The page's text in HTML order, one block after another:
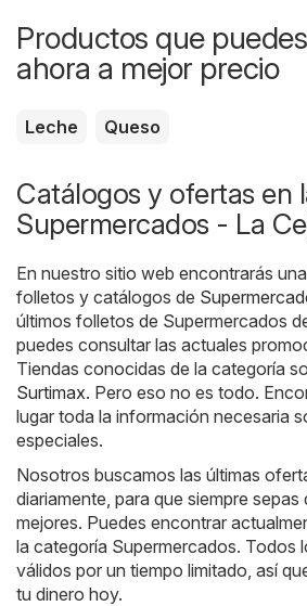
Productos que
ahora a mejor precio
Leche Queso
Catálogos y ofertas en
Supermercados - La
En nuestro sitio web encontrarás
folletos y catálogos de
últimos folletos de Supermercados
puedes consultar las actuales
Tiendas conocidas de la categoría
Surtimax. Pero eso no es todo.
lugar toda la información necesaria
especiales.
Nosotros buscamos las últimas
diariamente, para que siempre
mejores. Puedes encontrar
la categoría Supermercados. Todos
válidos por un tiempo limitado, así
tu dinero hoy.